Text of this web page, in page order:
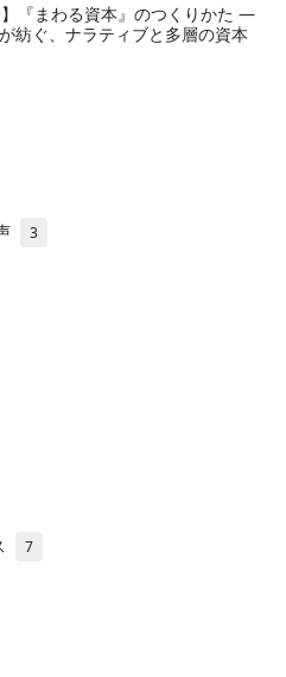
『まわる資本』のつくりかた —
紡ぐ、ナラティブと多層の資本
3
7